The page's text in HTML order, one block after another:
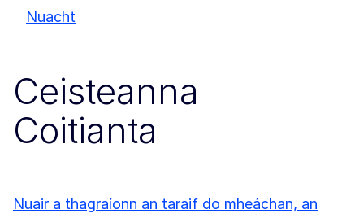
Nuacht
Ceisteanna
Coitianta
Nuair a thagraíonn an taraif do mheáchan, an